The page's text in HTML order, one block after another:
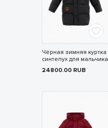
Чёрная зимняя куртка
синтепух для мальчика
24800.00 RUB